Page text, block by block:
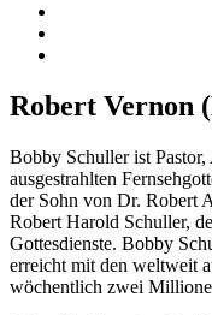
Robert Vernon
Bobby Schuller ist
ausgestrahlten
der Sohn von Dr. Robert
Robert Harold Schuller,
Gottesdienste. Bobby
erreicht mit den weltweit
wöchentlich zwei